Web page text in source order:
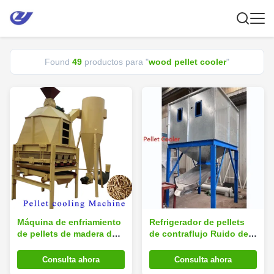
Found 49 productos para "wood pellet cooler"
Máquina de enfriamiento
de pellets de madera de
Consulta ahora
Refrigerador de pellets
de contraflujo Ruido de
Refrigerador de pellets
de madera 1000-
Consulta ahora